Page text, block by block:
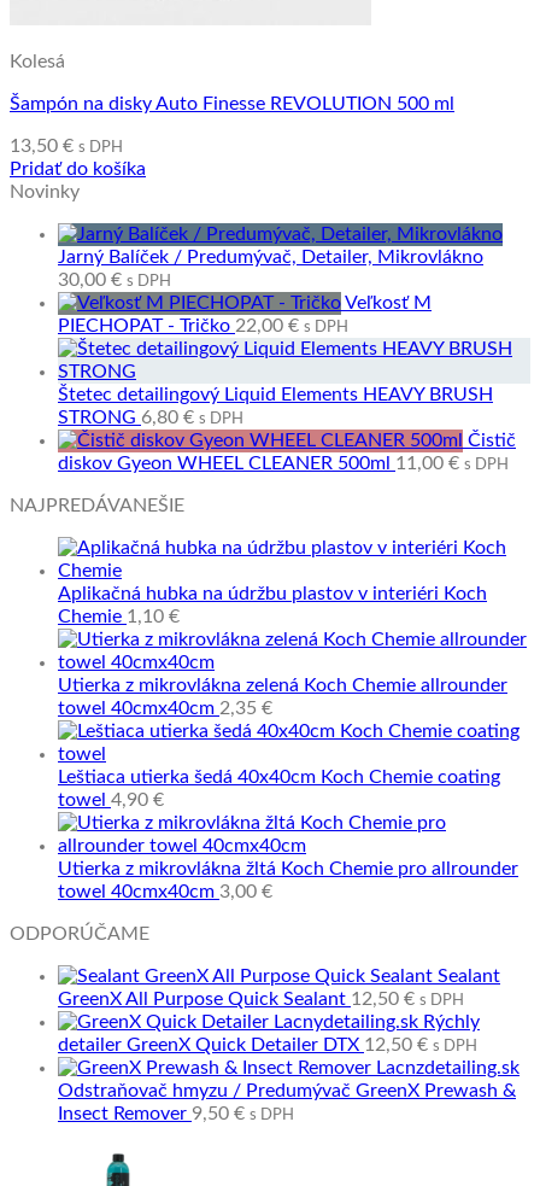
Kolesá
Šampón na disky Auto Finesse REVOLUTION 500 ml
13,50 € s DPH
Pridať do košíka
Novinky
Jarný Balíček / Predumývač, Detailer, Mikrovlákno
30,00 € s DPH
Veľkosť M
PIECHOPAT - Tričko 22,00 € s DPH
Štetec detailingový Liquid Elements HEAVY BRUSH
STRONG 6,80 € s DPH
Čistič
diskov Gyeon WHEEL CLEANER 500ml 11,00 € s DPH
NAJPREDÁVANEŠIE
Aplikačná hubka na údržbu plastov v interiéri Koch
Chemie 1,10 €
Utierka z mikrovlákna zelená Koch Chemie allrounder
towel 40cmx40cm 2,35 €
Leštiaca utierka šedá 40x40cm Koch Chemie coating
towel 4,90 €
Utierka z mikrovlákna žltá Koch Chemie pro allrounder
towel 40cmx40cm 3,00 €
ODPORÚČAME
Sealant
GreenX All Purpose Quick Sealant 12,50 € s DPH
Rýchly
detailer GreenX Quick Detailer DTX 12,50 € s DPH
Odstraňovač hmyzu / Predumývač GreenX Prewash &
Insect Remover 9,50 € s DPH